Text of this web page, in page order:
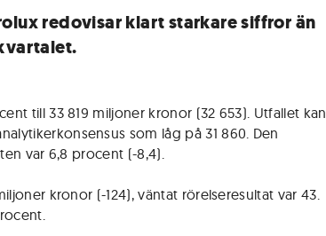
redovisar klart starkare siffror än
till 33 819 miljoner kronor (32 653). Utfallet kan
som låg på 31 860. Den
var 6,8 procent (-8,4).
kronor (-124), väntat rörelseresultat var 43.